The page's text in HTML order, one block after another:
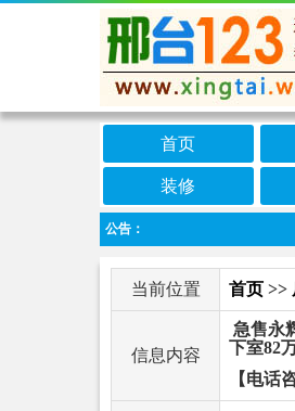
首页
装修
公告：
当前位置 首页 >>
信息内容
急售永
下室82
【电话